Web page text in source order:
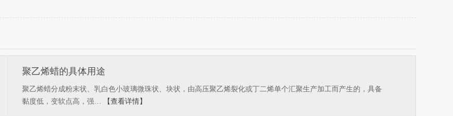
聚乙烯蜡的具体用途
聚乙烯蜡分成粉末状、乳白色小玻璃微珠状、块状，由高压聚乙烯裂化或丁二烯单个汇聚生产加工而产生的，具备
黏度低，变软点高，强…
【查看详情】